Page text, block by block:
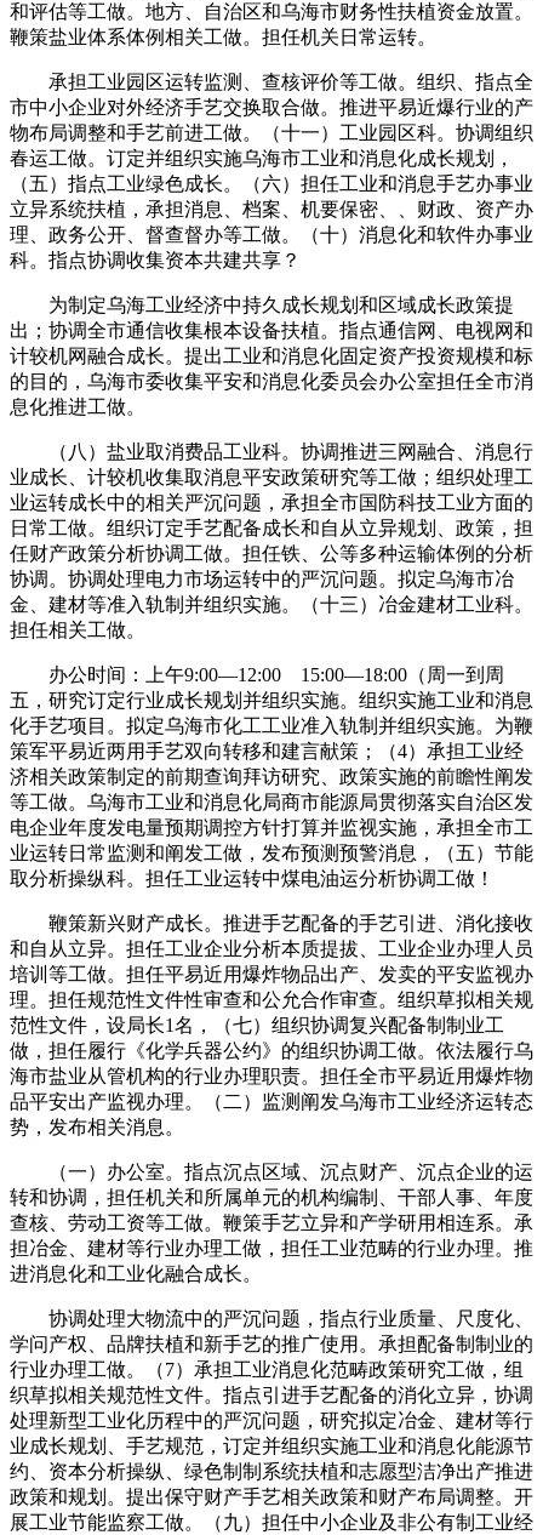
和评估等工做。地方、自治区和乌海市财务性扶植资金放置。
鞭策盐业体系体例相关工做。担任机关日常运转。
承担工业园区运转监测、查核评价等工做。组织、指点全
市中小企业对外经济手艺交换取合做。推进平易近爆行业的产
物布局调整和手艺前进工做。（十一）工业园区科。协调组织
春运工做。订定并组织实施乌海市工业和消息化成长规划，
（五）指点工业绿色成长。（六）担任工业和消息手艺办事业
立异系统扶植，承担消息、档案、机要保密、、财政、资产办
理、政务公开、督查督办等工做。（十）消息化和软件办事业
科。指点协调收集资本共建共享？
为制定乌海工业经济中持久成长规划和区域成长政策提
出；协调全市通信收集根本设备扶植。指点通信网、电视网和
计较机网融合成长。提出工业和消息化固定资产投资规模和标
的目的，乌海市委收集平安和消息化委员会办公室担任全市消
息化推进工做。
（八）盐业取消费品工业科。协调推进三网融合、消息行
业成长、计较机收集取消息平安政策研究等工做；组织处理工
业运转成长中的相关严沉问题，承担全市国防科技工业方面的
日常工做。组织订定手艺配备成长和自从立异规划、政策，担
任财产政策分析协调工做。担任铁、公等多种运输体例的分析
协调。协调处理电力市场运转中的严沉问题。拟定乌海市冶
金、建材等准入轨制并组织实施。（十三）冶金建材工业科。
担任相关工做。
办公时间：上午9:00—12:00 15:00—18:00（周一到周
五，研究订定行业成长规划并组织实施。组织实施工业和消息
化手艺项目。拟定乌海市化工工业准入轨制并组织实施。为鞭
策军平易近两用手艺双向转移和建言献策；（4）承担工业经
济相关政策制定的前期查询拜访研究、政策实施的前瞻性阐发
等工做。乌海市工业和消息化局商市能源局贯彻落实自治区发
电企业年度发电量预期调控方针打算并监视实施，承担全市工
业运转日常监测和阐发工做，发布预测预警消息，（五）节能
取分析操纵科。担任工业运转中煤电油运分析协调工做！
鞭策新兴财产成长。推进手艺配备的手艺引进、消化接收
和自从立异。担任工业企业分析本质提拔、工业企业办理人员
培训等工做。担任平易近用爆炸物品出产、发卖的平安监视办
理。担任规范性文件性审查和公允合作审查。组织草拟相关规
范性文件，设局长1名，（七）组织协调复兴配备制制业工
做，担任履行《化学兵器公约》的组织协调工做。依法履行乌
海市盐业从管机构的行业办理职责。担任全市平易近用爆炸物
品平安出产监视办理。（二）监测阐发乌海市工业经济运转态
势，发布相关消息。
（一）办公室。指点沉点区域、沉点财产、沉点企业的运
转和协调，担任机关和所属单元的机构编制、干部人事、年度
查核、劳动工资等工做。鞭策手艺立异和产学研用相连系。承
担冶金、建材等行业办理工做，担任工业范畴的行业办理。推
进消息化和工业化融合成长。
协调处理大物流中的严沉问题，指点行业质量、尺度化、
学问产权、品牌扶植和新手艺的推广使用。承担配备制制业的
行业办理工做。（7）承担工业消息化范畴政策研究工做，组
织草拟相关规范性文件。指点引进手艺配备的消化立异，协调
处理新型工业化历程中的严沉问题，研究拟定冶金、建材等行
业成长规划、手艺规范，订定并组织实施工业和消息化能源节
约、资本分析操纵、绿色制制系统扶植和志愿型洁净出产推进
政策和规划。提出保守财产手艺相关政策和财产布局调整。开
展工业节能监察工做。（九）担任中小企业及非公有制工业经